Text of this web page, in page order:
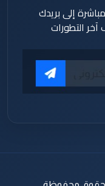
إلى بريدك
التطورات